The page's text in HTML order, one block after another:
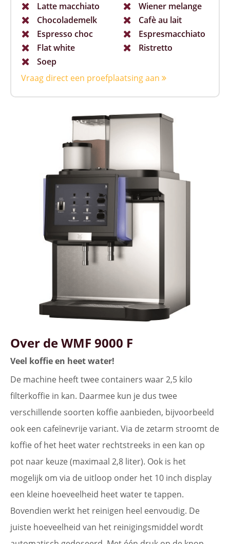
Latte macchiato
Wiener melange
Chocolademelk
Cafè au lait
Espresso choc
Espresmacchiato
Flat white
Ristretto
Soep
Vraag direct een proefplaatsing aan
Over de WMF 9000 F
Veel koffie en heet water!
De machine heeft twee containers waar 2,5 kilo
filterkoffie in kan. Daarmee kun je dus twee
verschillende soorten koffie aanbieden, bijvoorbeeld
ook een cafeïnevrije variant. Via de zetarm stroomt de
koffie of het heet water rechtstreeks in een kan op
pot naar keuze (maximaal 2,8 liter). Ook is het
mogelijk om via de uitloop onder het 10 inch display
een kleine hoeveelheid heet water te tappen.
Bovendien werkt het reinigen heel eenvoudig. De
juiste hoeveelheid van het reinigingsmiddel wordt